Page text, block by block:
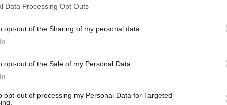
Data Processing Opt Outs
opt-out of the Sharing of my personal data.
opt-out of the Sale of my Personal Data.
opt-out of processing my Personal Data for Targeted
začala demolicí dvou
Ostia na předměstí Říma
bourat několik budov, které
soukromému podniku a
kvůli nelegální